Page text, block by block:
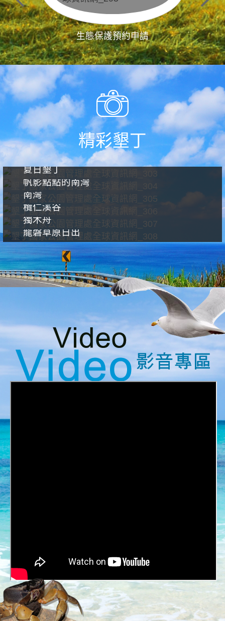
生態保護預約申請
精彩墾丁
夏日墾丁
帆影點點的南灣
南灣
欖仁溪谷
獨木舟
龍磐草原日出